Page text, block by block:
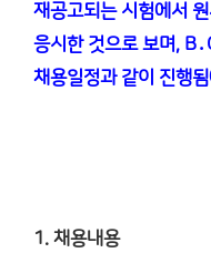
재공고되는 시험에서
응시한 것으로 보며,
채용일정과 같이 진행됨
1. 채용내용